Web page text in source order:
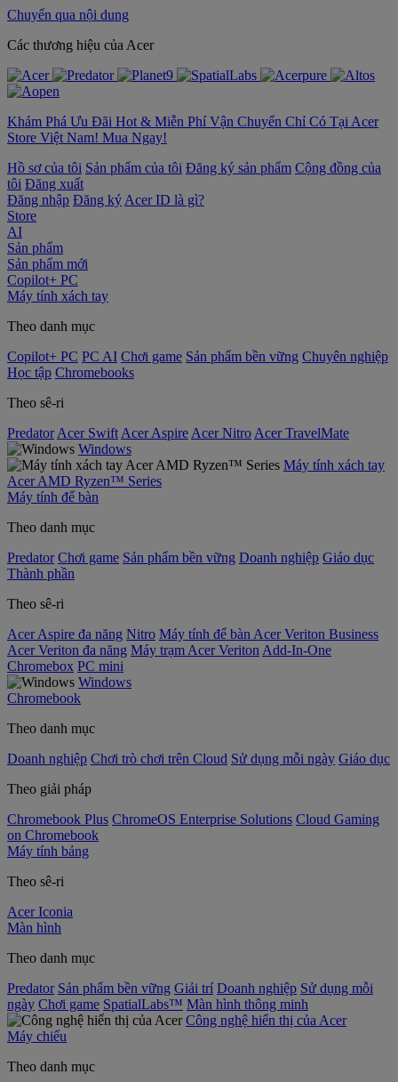
Chuyển qua nội dung
‌Các thương hiệu của Acer
Khám Phá Ưu Đãi Hot & Miễn Phí Vận Chuyển Chỉ Có Tại Acer
Store Việt Nam! Mua Ngay!
Hồ sơ của tôi Sản phẩm của tôi Đăng ký sản phẩm Cộng đồng của
tôi Đăng xuất
Đăng nhập Đăng ký Acer ID là gì?
Store
AI
Sản phẩm
Sản phẩm mới
Copilot+ PC
Máy tính xách tay
Theo danh mục
Copilot+ PC PC AI Chơi game Sản phẩm bền vững Chuyên nghiệp
Học tập Chromebooks
Theo sê-ri
Predator Acer Swift Acer Aspire Acer Nitro Acer TravelMate
Windows
Máy tính xách tay
Acer AMD Ryzen™ Series
Máy tính để bàn
Theo danh mục
Predator Chơi game Sản phẩm bền vững Doanh nghiệp Giáo dục
Thành phần
Theo sê-ri
Acer Aspire đa năng Nitro Máy tính để bàn Acer Veriton Business
Acer Veriton đa năng Máy trạm Acer Veriton Add-In-One
Chromebox PC mini
Windows
Chromebook
Theo danh mục
Doanh nghiệp Chơi trò chơi trên Cloud Sử dụng mỗi ngày Giáo dục
Theo giải pháp
Chromebook Plus ChromeOS Enterprise Solutions Cloud Gaming
on Chromebook
Máy tính bảng
Theo sê-ri
Acer Iconia
Màn hình
Theo danh mục
Predator Sản phẩm bền vững Giải trí Doanh nghiệp Sử dụng mỗi
ngày Chơi game SpatialLabs™ Màn hình thông minh
Công nghệ hiển thị của Acer
Máy chiếu
Theo danh mục